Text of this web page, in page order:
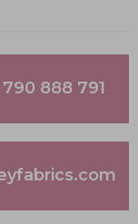
888 791